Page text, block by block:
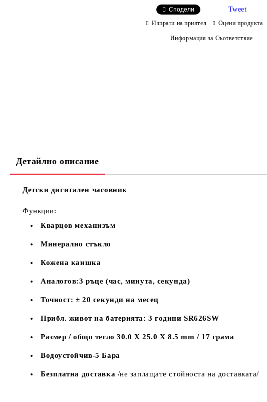
Сподели Tweet
Изпрати на приятел Оцени продукта
Информация за Съответствие
Детайлно описание
Детски дигитален часовник
Функции:
Кварцов механизъм
Минерално стъкло
Кожена каишка
Аналогов:3 ръце (час, минута, секунда)
Точност: ± 20 секунди на месец
Прибл. живот на батерията: 3 години SR626SW
Размер / общо тегло 30.0 X 25.0 X 8.5 mm / 17 грама
Водоустойчив-5 Бара
Безплатна доставка /не заплащате стойноста на доставката/